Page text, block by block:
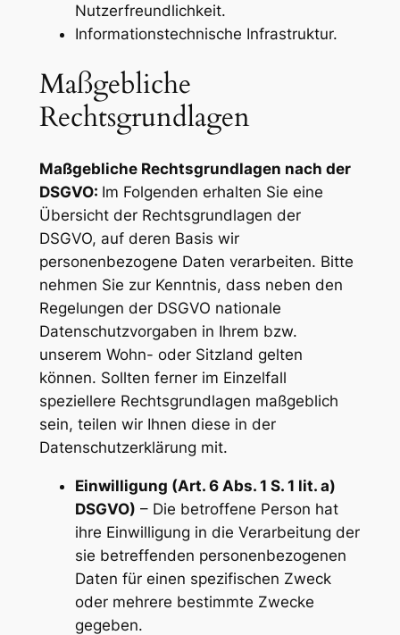
Nutzerfreundlichkeit.
Informationstechnische Infrastruktur.
Maßgebliche
Rechtsgrundlagen
Maßgebliche Rechtsgrundlagen nach der
DSGVO: Im Folgenden erhalten Sie eine
Übersicht der Rechtsgrundlagen der
DSGVO, auf deren Basis wir
personenbezogene Daten verarbeiten. Bitte
nehmen Sie zur Kenntnis, dass neben den
Regelungen der DSGVO nationale
Datenschutzvorgaben in Ihrem bzw.
unserem Wohn- oder Sitzland gelten
können. Sollten ferner im Einzelfall
speziellere Rechtsgrundlagen maßgeblich
sein, teilen wir Ihnen diese in der
Datenschutzerklärung mit.
Einwilligung (Art. 6 Abs. 1 S. 1 lit. a)
DSGVO) – Die betroffene Person hat
ihre Einwilligung in die Verarbeitung der
sie betreffenden personenbezogenen
Daten für einen spezifischen Zweck
oder mehrere bestimmte Zwecke
gegeben.